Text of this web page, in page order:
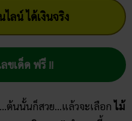
ลน์ ได้เงินจริง
ขเด็ด ฟรี !!
ต้นนั้นก็สวย…แล้วจะเลือกไม้